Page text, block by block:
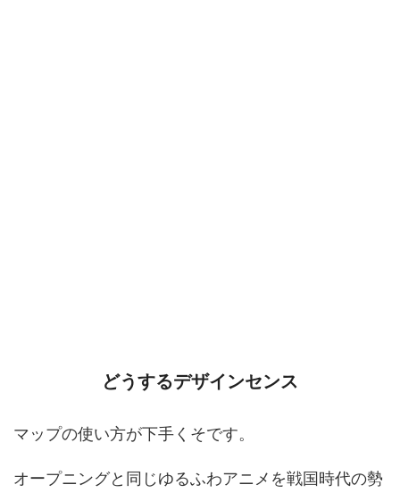
どうするデザインセンス
マップの使い方が下手くそです。
オープニングと同じゆるふわアニメを戦国時代の勢